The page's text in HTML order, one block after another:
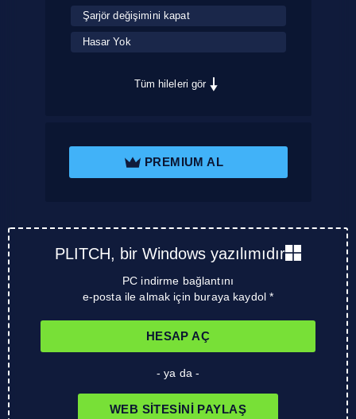
Şarjör değişimini kapat
Hasar Yok
Tüm hileleri gör
PREMIUM AL
PLITCH, bir Windows yazılımıdır
PC indirme bağlantını
e-posta ile almak için buraya kaydol *
HESAP AÇ
- ya da -
WEB SITESINI PAYLAŞ